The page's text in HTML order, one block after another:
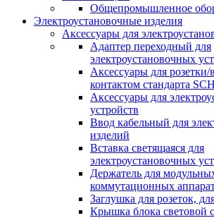
Общепромышленное
Электроустановочные изделия
Аксессуары для
Адаптер переходный для
электроустановочных
Аксессуары для
контактом стандарта
Аксессуары для
устройств
Ввод кабельный для
изделий
Вставка светящаяся для
электроустановочных
Держатель для
коммутационных
Заглушка для розеток,
Крышка блока световой